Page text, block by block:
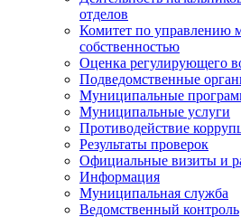
отделов
Комитет по управлению
собственностью
Оценка регулирующего
Подведомственные
Муниципальные
Муниципальные услуги
Противодействие
Результаты проверок
Официальные визиты и
Информация
Муниципальная служба
Ведомственный контроль